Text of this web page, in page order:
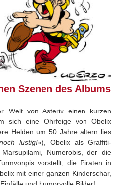
Szenen des Albums
Welt von Asterix einen kurzen
sich eine Ohrfeige von Obelix
Helden um 50 Jahre altern lies
lustig!»), Obelix als Graffiti-
Numerobis, der die
vorstellt, die Piraten in
mit einer ganzen Kinderschar,